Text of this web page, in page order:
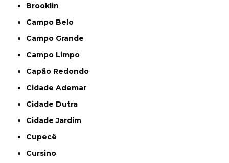
Brooklin
Campo Belo
Campo Grande
Campo Limpo
Capão Redondo
Cidade Ademar
Cidade Dutra
Cidade Jardim
Cupecê
Cursino